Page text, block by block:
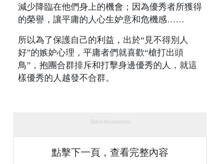
減少降臨在他們身上的機會；因為優秀者所獲得
的榮譽，讓平庸的人心生妒意和危機感……
所以為了保護自己的利益，出於“見不得別人
好”的嫉妒心理，平庸者們就喜歡“槍打出頭
鳥”，抱團合群排斥和打擊身邊優秀的人，就這
樣優秀的人越發不合群。
Advertisements
點擊下一頁，查看完整內容